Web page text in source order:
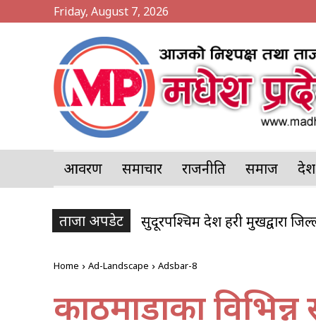
Friday, August 7, 2026
आवरण समाचार राजनीति समाज
ताजा अपडेट सुदूरपश्चिम प्रदेश प्रहरी प्रमुखद्वारा
Home Ad-Landscape Adsbar-8
काठमाडौंका